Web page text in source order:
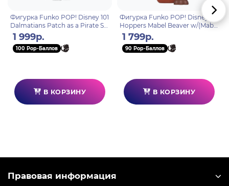
Фигурка Funko POP! Disney 101
Dalmatians Patch as a Pirate SS
(Exc) (1745) 91919
1 999р.
100 Pop-Баллов
В КОРЗИНУ
Фигурка Funko POP! Disney
Hoppers Mabel Beaver w/(Mabel
Tanaka) Chase (1749) 83613
1 799р.
90 Pop-Баллов
В КОРЗИНУ
Правовая информация